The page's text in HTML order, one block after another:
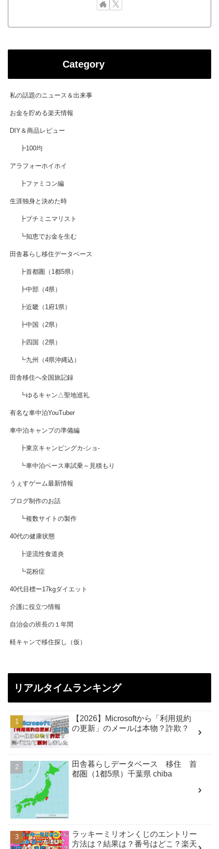
Category
私の話題のニュース＆出来事
お金を貯める楽天情報
DIY＆商品レビュー
┣100均
アラフォーホイホイ
┣ファミコン編
生涯独身と決めた時
┣プチミニマリスト
┗知恵でお金を生む
田舎暮らし移住データベース
┣首都圏（1都5県）
┣中部（4県）
┣近畿（1府1県）
┣中国（2県）
┣四国（2県）
┗九州（4県沖縄込）
田舎移住へ全国旅記録
┗ゆるキャン△聖地巡礼
有名な車中泊YouTuber
車中泊キャンプの準備編
┣東京キャンピングカ-ショ-
┗車中泊ベース車試乗～見積もり
うぇすゲーム最新情報
ブログ制作のお話
┗複数サイトの製作
40代の健康状態
┣逆流性食道炎
┗花粉症
40代目標ー17kgダイエット
介護に役立つ情報
自治会の班長の１年間
軽キャンで移住探し（仮）
リアルタイムランキング
【2026】Microsoftから「利用規約
の更新」のメールは本物？詐欺？
田舎暮らしデータベース 移住 首
都圏（1都5県）千葉県 chiba
ラッキーミリオンくじのエントリー
方法は？結果は？番号はどこ？楽天